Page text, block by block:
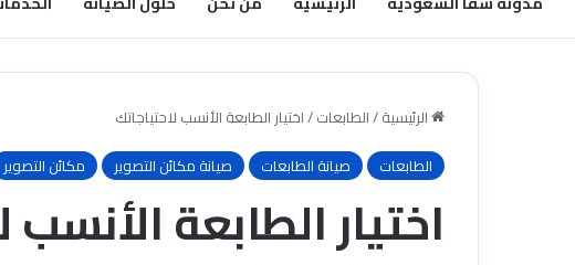
الرئيسية/الطابعات/اختيار الطابعة الأنسب لاحتياجاتك
الطابعات
صيانة الطابعات صيانة مكائن التصوير مكائن التصوير
اختيار الطابعة الأنسب